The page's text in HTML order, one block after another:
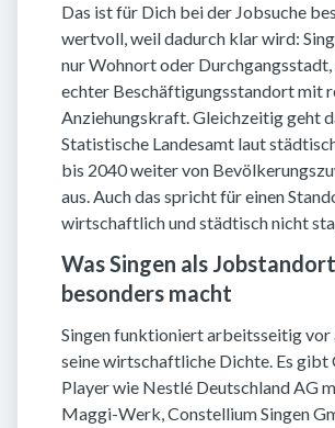
Das ist für Dich bei der Jobsuche
wertvoll, weil dadurch klar wird:
nur Wohnort oder Durchgangsstadt,
echter Beschäftigungsstandort mit
Anziehungskraft. Gleichzeitig geht
Statistische Landesamt laut
bis 2040 weiter von
aus. Auch das spricht für einen
wirtschaftlich und städtisch nicht
Was Singen als Jobstandort
besonders macht
Singen funktioniert arbeitsseitig vor
seine wirtschaftliche Dichte. Es gibt
Player wie Nestlé Deutschland AG
Maggi-Werk, Constellium Singen